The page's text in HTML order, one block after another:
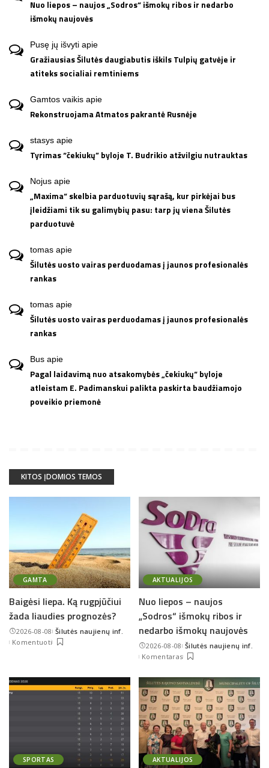
Nuo liepos – naujos „Sodros“ išmokų ribos ir nedarbo
išmokų naujovės
Pusę jų išvyti apie
Gražiausias Šilutės daugiabutis iškils Tulpių gatvėje ir
atiteks socialiai remtiniems
Gamtos vaikis apie
Rekonstruojama Atmatos pakrantė Rusnėje
stasys apie
Tyrimas “čekiukų” byloje T. Budrikio atžvilgiu nutrauktas
Nojus apie
„Maxima“ skelbia parduotuvių sąrašą, kur pirkėjai bus
įleidžiami tik su galimybių pasu: tarp jų viena Šilutės
parduotuvė
tomas apie
Šilutės uosto vairas perduodamas į jaunos profesionalės
rankas
tomas apie
Šilutės uosto vairas perduodamas į jaunos profesionalės
rankas
Bus apie
Pagal laidavimą nuo atsakomybės „čekiukų“ byloje
atleistam E. Padimanskui palikta paskirta baudžiamojo
poveikio priemonė
KITOS ĮDOMIOS TEMOS
GAMTA
Baigėsi liepa. Ką rugpjūčiui
žada liaudies prognozės?
2026-08-08Posted
by
Šilutės naujienų inf.
Komentuoti
AKTUALIJOS
Nuo liepos – naujos
„Sodros“ išmokų ribos ir
nedarbo išmokų naujovės
2026-08-08Posted
by
Šilutės naujienų inf.
Komentaras
SPORTAS AKTUALIJOS